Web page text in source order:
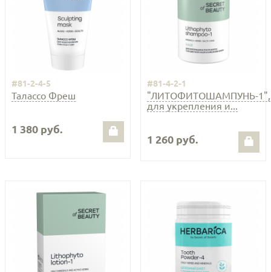
#81-2-4-5
Талассо Фреш
1 380 руб.
#81-4-2-1
"ЛИТОФИТОШАМПУНЬ-1",
для укрепления и...
1 260 руб.